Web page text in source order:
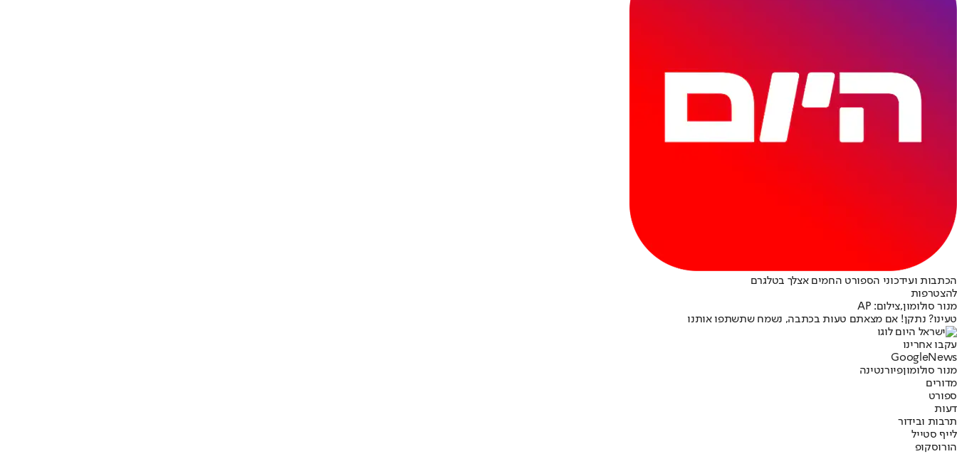
הכתבות ועידכוני הספורט החמים אצלך בטלגרם
להצטרפות
מנור סולומון,צילום: AP
טעינו? נתקן! אם מצאתם טעות בכתבה, נשמח שתשתפו אותנו
עקבו אחרינו
Googl eNews
מנור סולומוןפיורנטינה
מדורים
ספורט
דעות
תרבות ובידור
לייף סטייל
הורוסקופ